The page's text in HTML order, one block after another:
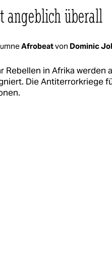
angeblich überall
Afrobeatvon Dominic
Rebellen in Afrika werden
Die Antiterrorkriege